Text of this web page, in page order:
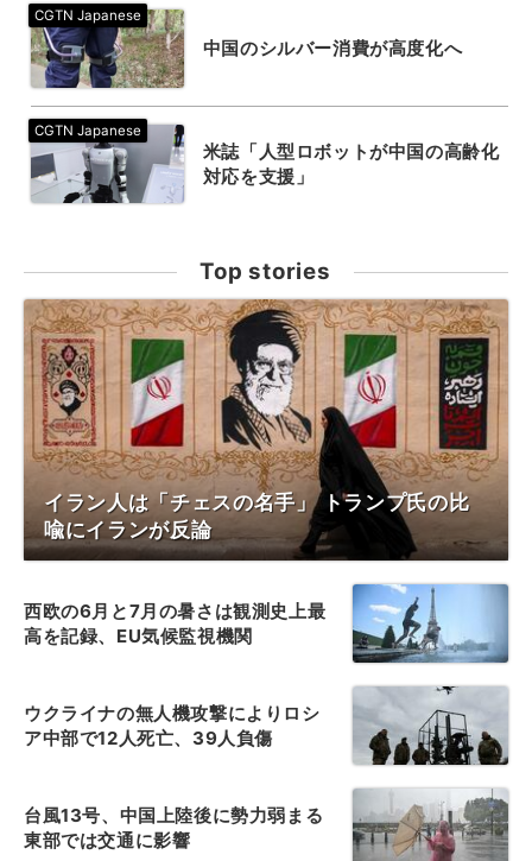
中国のシルバー消費が高度化へ
米誌「人型ロボットが中国の高齢化
対応を支援」
Top stories
イラン人は「チェスの名手」 トランプ氏の比
喩にイランが反論
西欧の6月と7月の暑さは観測史上最
高を記録、EU気候監視機関
ウクライナの無人機攻撃によりロシ
ア中部で12人死亡、39人負傷
台風13号、中国上陸後に勢力弱まる
東部では交通に影響